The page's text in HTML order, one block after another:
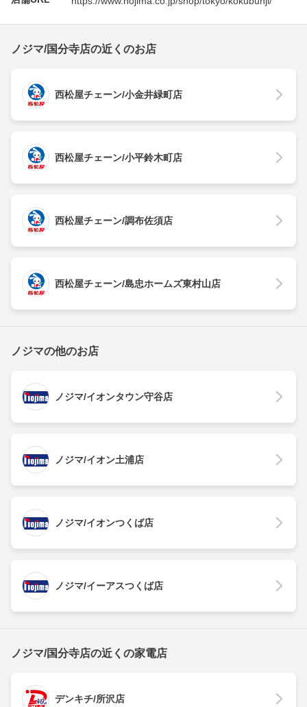
ノジマ/国分寺店の近くのお店
西松屋チェーン/小金井緑町店
西松屋チェーン/小平鈴木町店
西松屋チェーン/調布佐須店
西松屋チェーン/島忠ホームズ東村山店
ノジマの他のお店
ノジマ/イオンタウン守谷店
ノジマ/イオン土浦店
ノジマ/イオンつくば店
ノジマ/イーアスつくば店
ノジマ/国分寺店の近くの家電店
デンキチ/所沢店